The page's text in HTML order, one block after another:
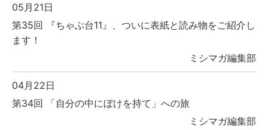
05月21日
第35回 『ちゃぶ台11』、ついに表紙と読み物をご紹介し
ます！
ミシマガ編集部
04月22日
第34回 「自分の中にぼけを持て」への旅
ミシマガ編集部